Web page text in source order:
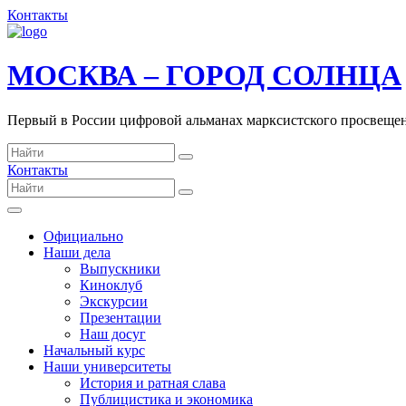
Контакты
МОСКВА – ГОРОД СОЛНЦА
Первый в России цифровой альманах марксистского
Контакты
Официально
Наши дела
Выпускники
Киноклуб
Экскурсии
Презентации
Наш досуг
Начальный курс
Наши университеты
История и ратная слава
Публицистика и экономика